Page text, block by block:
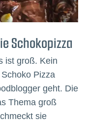
Schokopizza
ist groß. Kein
Pizza
geht. Die
Thema groß
sie